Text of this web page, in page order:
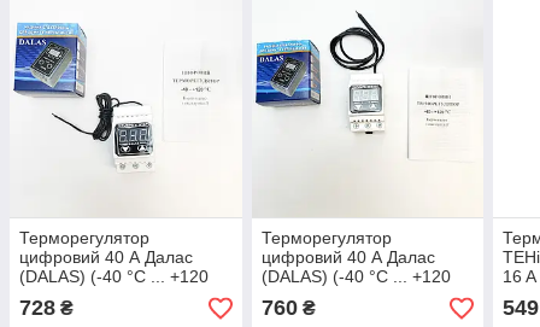
Терморегулятор
цифровий 40 А Далас
(DALAS) (-40 °С ... +120
°С) DALAS з «ліфтовими»
контактами
728 ₴
Терморегулятор
цифровий 40 А Далас
(DALAS) (-40 °С ... +120
°С) DALAS з «ліфтовими»
контактами
760₴
16
549